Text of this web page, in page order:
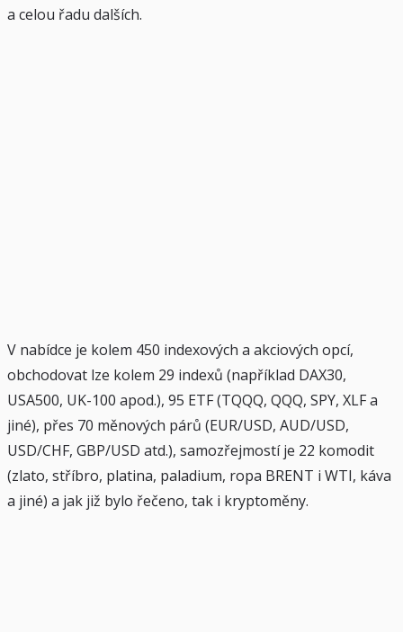
a celou řadu dalších.
V nabídce je kolem 450 indexových a akciových opcí,
obchodovat lze kolem 29 indexů (například DAX30,
USA500, UK-100 apod.), 95 ETF (TQQQ, QQQ, SPY, XLF a
jiné), přes 70 měnových párů (EUR/USD, AUD/USD,
USD/CHF, GBP/USD atd.), samozřejmostí je 22 komodit
(zlato, stříbro, platina, paladium, ropa BRENT i WTI, káva
a jiné) a jak již bylo řečeno, tak i kryptoměny.